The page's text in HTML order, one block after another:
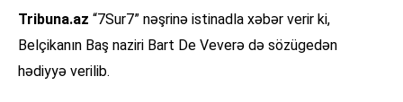
Tribuna.az “7Sur7” nəşrinə istinadla xəbər verir ki,
Belçikanın Baş naziri Bart De Veverə də sözügedən
hədiyyə verilib.